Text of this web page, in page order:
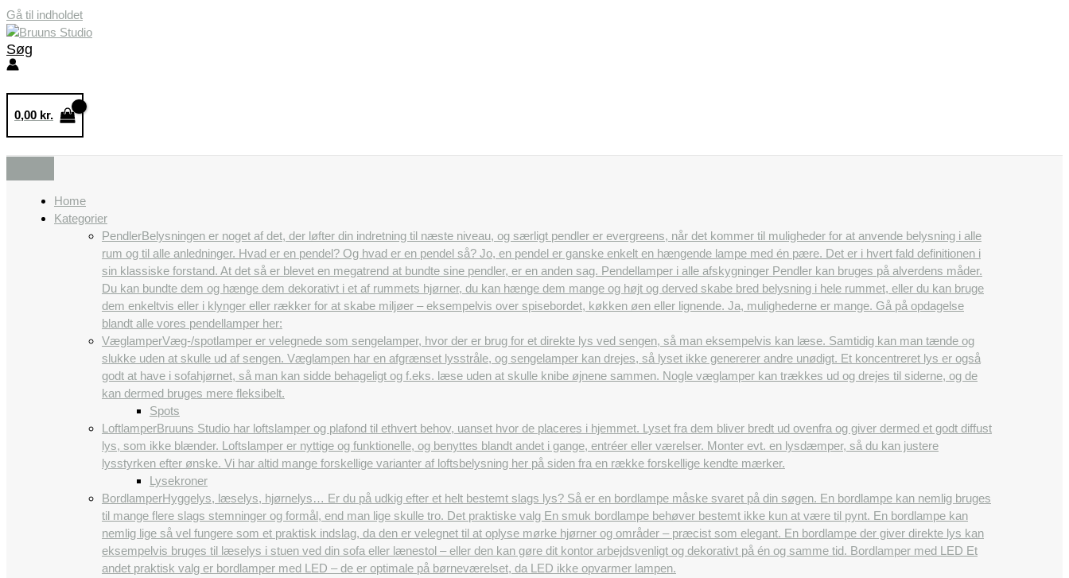
Gå til indholdet
Søg
0,00 kr.
Home
Kategorier
PendlerBelysningen er noget af det, der løfter din indretning til næste niveau, og særligt pendler er evergreens, når det kommer til muligheder for at anvende belysning i alle
rum og til alle anledninger. Hvad er en pendel? Og hvad er en pendel så? Jo, en pendel er ganske enkelt en hængende lampe med én pære. Det er i hvert fald definitionen i
sin klassiske forstand. At det så er blevet en megatrend at bundte sine pendler, er en anden sag. Pendellamper i alle afskygninger Pendler kan bruges på alverdens måder.
Du kan bundte dem og hænge dem dekorativt i et af rummets hjørner, du kan hænge dem mange og højt og derved skabe bred belysning i hele rummet, eller du kan bruge
dem enkeltvis eller i klynger eller rækker for at skabe miljøer – eksempelvis over spisebordet, køkken øen eller lignende. Ja, mulighederne er mange. Gå på opdagelse
blandt alle vores pendellamper her:
VæglamperVæg-/spotlamper er velegnede som sengelamper, hvor der er brug for et direkte lys ved sengen, så man eksempelvis kan læse. Samtidig kan man tænde og
slukke uden at skulle ud af sengen. Væglampen har en afgrænset lysstråle, og sengelamper kan drejes, så lyset ikke genererer andre unødigt. Et koncentreret lys er også
godt at have i sofahjørnet, så man kan sidde behageligt og f.eks. læse uden at skulle knibe øjnene sammen. Nogle væglamper kan trækkes ud og drejes til siderne, og de
kan dermed bruges mere fleksibelt.
Spots
LoftlamperBruuns Studio har loftslamper og plafond til ethvert behov, uanset hvor de placeres i hjemmet. Lyset fra dem bliver bredt ud ovenfra og giver dermed et godt diffust
lys, som ikke blænder. Loftslamper er nyttige og funktionelle, og benyttes blandt andet i gange, entréer eller værelser. Monter evt. en lysdæmper, så du kan justere
lysstyrken efter ønske. Vi har altid mange forskellige varianter af loftsbelysning her på siden fra en række forskellige kendte mærker.
Lysekroner
BordlamperHyggelys, læselys, hjørnelys… Er du på udkig efter et helt bestemt slags lys? Så er en bordlampe måske svaret på din søgen. En bordlampe kan nemlig bruges
til mange flere slags stemninger og formål, end man lige skulle tro. Det praktiske valg En smuk bordlampe behøver bestemt ikke kun at være til pynt. En bordlampe kan
nemlig lige så vel fungere som et praktisk indslag, da den er velegnet til at oplyse mørke hjørner og områder – præcist som elegant. En bordlampe der giver direkte lys kan
eksempelvis bruges til læselys i stuen ved din sofa eller lænestol – eller den kan gøre dit kontor arbejdsvenligt og dekorativt på én og samme tid. Bordlamper med LED Et
andet praktisk valg er bordlamper med LED – de er optimale på børneværelset, da LED ikke opvarmer lampen.